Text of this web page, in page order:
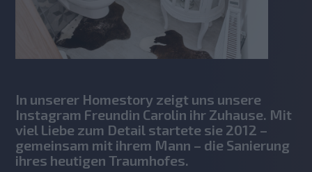
In unserer Homestory zeigt uns unsere
Instagram Freundin Carolin ihr Zuhause. Mit
viel Liebe zum Detail startete sie 2012 –
gemeinsam mit ihrem Mann – die Sanierung
ihres heutigen Traumhofes.